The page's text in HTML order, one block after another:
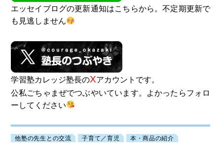
エッセイブログの更新通知はこちらから。不定期更新で
も見逃しません
学習塾カレッジ塾長のXアカウントです。
公私ごちゃまぜでつぶやいています。よかったらフォロ
ーしてください
他塾の先生との交流 子育て／育児 本・商品の紹介